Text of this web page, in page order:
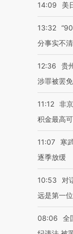
14:09 美
13:32
分事实不清
12:36
贵
涉罪被罢
11:12 非
积金最高
11:07
寒
逐季放缓
10:53
对
远是第一位
08:06
全